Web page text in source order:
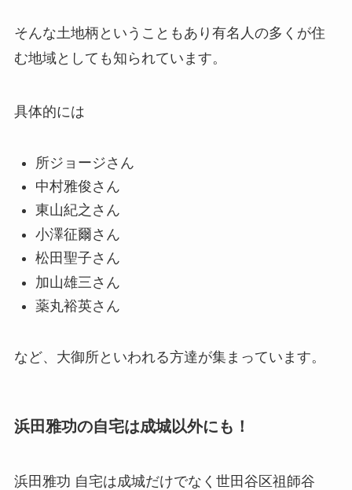
そんな土地柄ということもあり有名人の多くが住
む地域としても知られています。
具体的には
所ジョージさん
中村雅俊さん
東山紀之さん
小澤征爾さん
松田聖子さん
加山雄三さん
薬丸裕英さん
など、大御所といわれる方達が集まっています。
浜田雅功の自宅は成城以外にも！
浜田雅功 自宅は成城だけでなく世田谷区祖師谷